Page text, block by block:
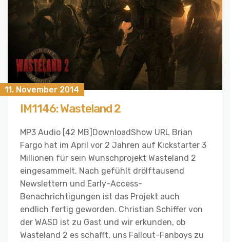
11. November 2014
IM1146: Wasteland 2
MP3 Audio [42 MB]DownloadShow URL Brian
Fargo hat im April vor 2 Jahren auf Kickstarter 3
Millionen für sein Wunschprojekt Wasteland 2
eingesammelt. Nach gefühlt drölftausend
Newslettern und Early-Access-
Benachrichtigungen ist das Projekt auch
endlich fertig geworden. Christian Schiffer von
der WASD ist zu Gast und wir erkunden, ob
Wasteland 2 es schafft, uns Fallout-Fanboys zu